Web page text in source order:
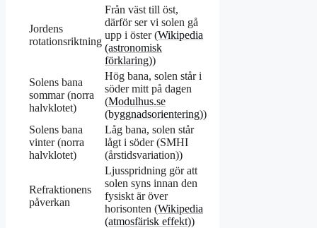
Jordens
rotationsriktning
Från väst till öst,
därför ser vi solen gå
upp i öster (Wikipedia
(astronomisk
förklaring))
Solens bana
sommar (norra
halvklotet)
Hög bana, solen står i
söder mitt på dagen
(Modulhus.se
(byggnadsorientering))
Solens bana
vinter (norra
halvklotet)
Låg bana, solen står
lågt i söder (SMHI
(årstidsvariation))
Refraktionens
påverkan
Ljusspridning gör att
solen syns innan den
fysiskt är över
horisonten (Wikipedia
(atmosfärisk effekt))